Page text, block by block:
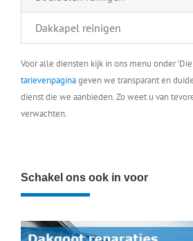
Dakkapel reinigen
Voor alle diensten kijk in ons menu onder
tarievenpaginageven we transparant en
dienst die we aanbieden. Zo weet u van
verwachten.
Schakel ons ook in voor